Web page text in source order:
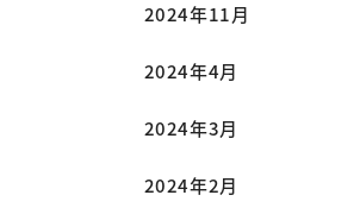
2024年11月
2024年4月
2024年3月
2024年2月